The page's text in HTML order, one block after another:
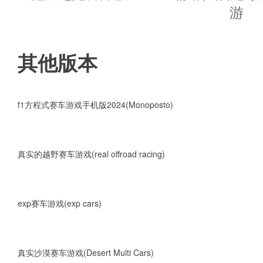
2、超多华丽的技能招式等待你来
3、体验爽快的赛车竞速之旅。
游
其他版本
f1方程式赛车游戏手机版2024(Monoposto)
真实的越野赛车游戏(real offroad racing)
exp赛车游戏(exp cars)
真实沙漠赛车游戏(Desert Multi Cars)